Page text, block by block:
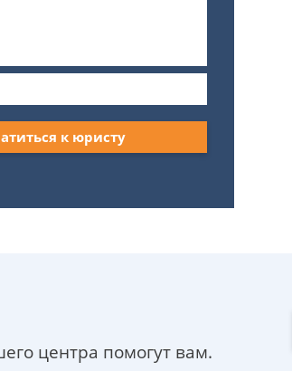
к юристу
центра помогут вам.